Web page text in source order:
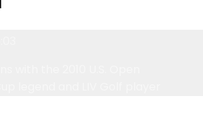
with the 2010 U.S. Open